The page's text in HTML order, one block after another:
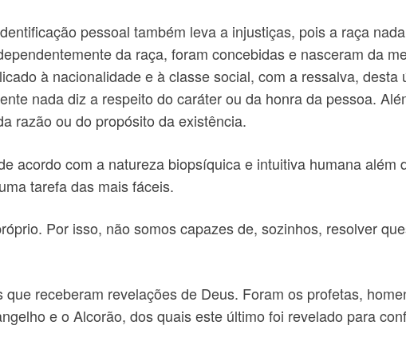
pessoal também leva a injustiças, pois a raça
da raça, foram concebidas e nasceram da
à nacionalidade e à classe social, com a ressalva,
nada diz a respeito do caráter ou da honra da pessoa.
razão ou do propósito da existência.
acordo com a natureza biopsíquica e intuitiva humana
tarefa das mais fáceis.
Por isso, não somos capazes de, sozinhos, resolver
receberam revelações de Deus. Foram os profetas,
e o Alcorão, dos quais este último foi revelado para